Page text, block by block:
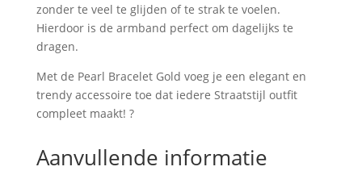
zonder te veel te glijden of te strak te voelen.
Hierdoor is de armband perfect om dagelijks te
dragen.
Met de Pearl Bracelet Gold voeg je een elegant en
trendy accessoire toe dat iedere Straatstijl outfit
compleet maakt! ?
Aanvullende informatie